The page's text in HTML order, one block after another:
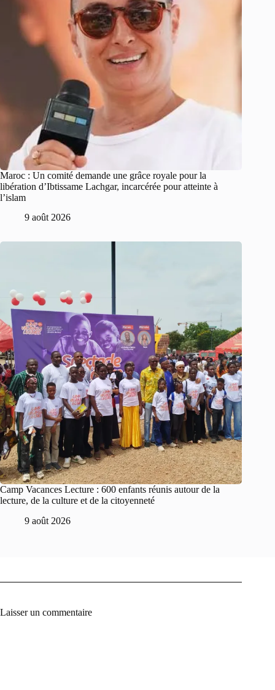
Maroc : Un comité demande une grâce royale pour la
libération d’Ibtissame Lachgar, incarcérée pour atteinte à
l’islam
9 août 2026
Camp Vacances Lecture : 600 enfants réunis autour de la
lecture, de la culture et de la citoyenneté
9 août 2026
Laisser un commentaire